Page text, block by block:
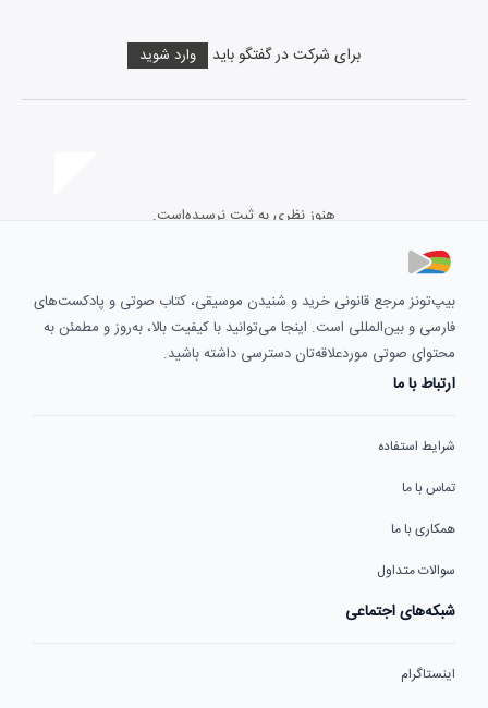
برای شرکت در گفتگو باید وارد شوید
هنوز نظری به ثبت نرسیده‌است.
بیپ‌تونز مرجع قانونی خرید و شنیدن موسیقی، کتاب صوتی و پادکست‌های
فارسی و بین‌المللی است. اینجا می‌توانید با کیفیت بالا، به‌روز و مطمئن به
محتوای صوتی موردعلاقه‌تان دسترسی داشته باشید.
ارتباط با ما
شرایط استفاده
تماس با ما
همکاری با ما
سوالات متداول
شبکه‌های اجتماعی
اینستاگرام